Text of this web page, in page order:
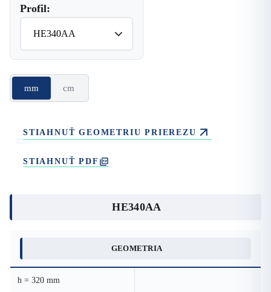
Profil:
mm cm
STIAHNUŤ GEOMETRIU PRIEREZU
STIAHNUŤ PDF
HE340AA
GEOMETRIA
h = 320 mm